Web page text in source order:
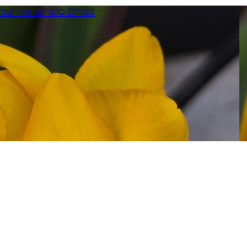
ספרים סופרים ומה שביניהם ברדיו